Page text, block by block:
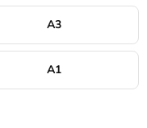
A3
A1